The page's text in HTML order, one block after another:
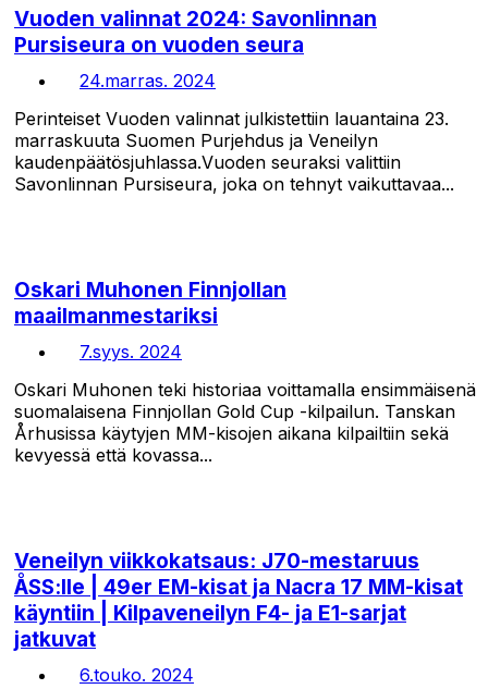
Vuoden valinnat 2024: Savonlinnan
Pursiseura on vuoden seura
24.marras. 2024
Perinteiset Vuoden valinnat julkistettiin lauantaina 23.
marraskuuta Suomen Purjehdus ja Veneilyn
kaudenpäätösjuhlassa.Vuoden seuraksi valittiin
Savonlinnan Pursiseura, joka on tehnyt vaikuttavaa...
Oskari Muhonen Finnjollan
maailmanmestariksi
7.syys. 2024
Oskari Muhonen teki historiaa voittamalla ensimmäisenä
suomalaisena Finnjollan Gold Cup -kilpailun. Tanskan
Århusissa käytyjen MM-kisojen aikana kilpailtiin sekä
kevyessä että kovassa...
Veneilyn viikkokatsaus: J70-mestaruus
ÅSS:lle | 49er EM-kisat ja Nacra 17 MM-kisat
käyntiin | Kilpaveneilyn F4- ja E1-sarjat
jatkuvat
6.touko. 2024